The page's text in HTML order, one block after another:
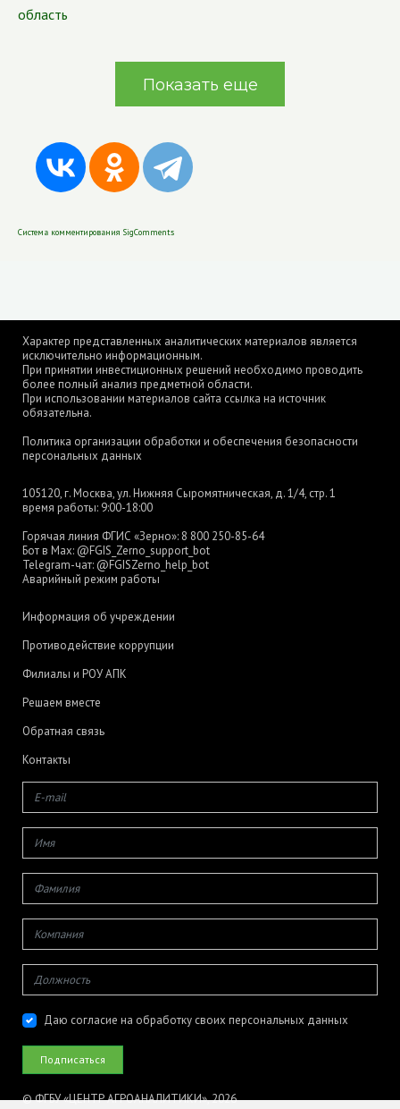
область
Показать еще
Система комментирования SigComments
Характер представленных аналитических материалов является
исключительно информационным.
При принятии инвестиционных решений необходимо проводить
более полный анализ предметной области.
При использовании материалов сайта ссылка на источник
обязательна.
Политика организации обработки и обеспечения безопасности
персональных данных
105120, г. Москва, ул. Нижняя Сыромятническая, д. 1/4, стр. 1
время работы: 9:00-18:00
Горячая линия ФГИС «Зерно»: 8 800 250-85-64
Бот в Max: @FGIS_Zerno_support_bot
Telegram-чат: @FGISZerno_help_bot
Аварийный режим работы
Информация об учреждении
Противодействие коррупции
Филиалы и РОУ АПК
Решаем вместе
Обратная связь
Контакты
Даю согласие на обработку своих персональных данных
© ФГБУ «ЦЕНТР АГРОАНАЛИТИКИ», 2026